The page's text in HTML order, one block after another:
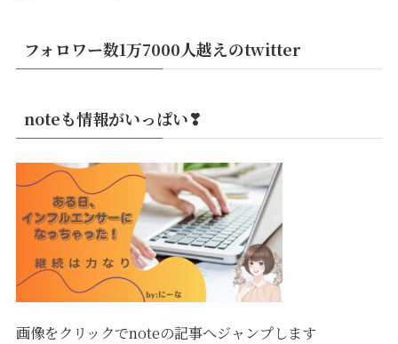
フォロワー数1万7000人越えのtwitter
noteも情報がいっぱい❣
画像をクリックでnoteの記事へジャンプします